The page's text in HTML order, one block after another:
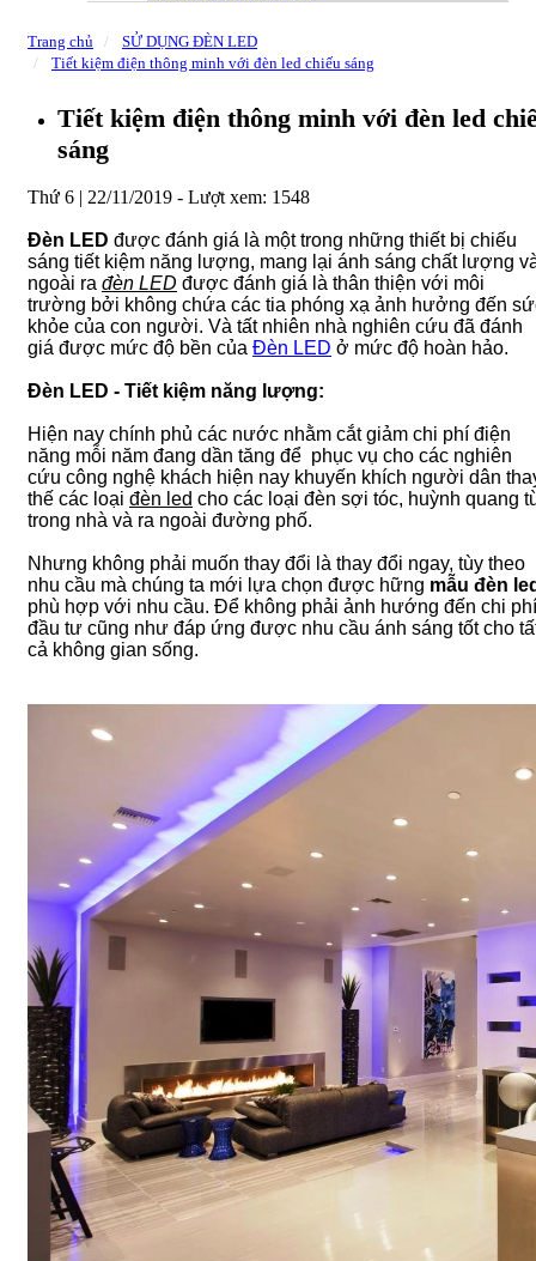
Trang chủ
SỬ DỤNG ĐÈN LED
Tiết kiệm điện thông minh với đèn led chiếu sáng
Tiết kiệm điện thông minh với đèn led
sáng
Thứ 6 | 22/11/2019 - Lượt xem: 1548
Đèn LED được đánh giá là một trong những thiết bị chiếu
sáng tiết kiệm năng lượng, mang lại ánh sáng chất lượng
ngoài ra đèn LED được đánh giá là thân thiện với môi
trường bởi không chứa các tia phóng xạ ảnh hưởng đến
khỏe của con người. Và tất nhiên nhà nghiên cứu đã đánh
giá được mức độ bền của Đèn LED ở mức độ hoàn hảo.
Đèn LED - Tiết kiệm năng lượng:
Hiện nay chính phủ các nước nhằm cắt giảm chi phí điện
năng mỗi năm đang dần tăng để phục vụ cho các nghiên
cứu công nghệ khách hiện nay khuyến khích người dân
thế các loại đèn led cho các loại đèn sợi tóc, huỳnh quang
trong nhà và ra ngoài đường phố.
Nhưng không phải muốn thay đổi là thay đổi ngay, tùy theo
nhu cầu mà chúng ta mới lựa chọn được hững mẫu đèn
phù hợp với nhu cầu. Để không phải ảnh hướng đến chi phí
đầu tư cũng như đáp ứng được nhu cầu ánh sáng tốt cho
cả không gian sống.